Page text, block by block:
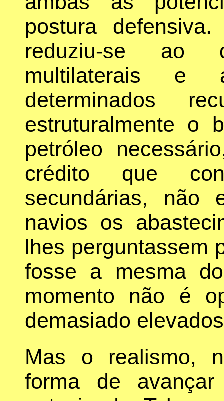
postura
reduziu-se ao
multilaterais e
determinados
estruturalmente o
petróleo
crédito que
secundárias, não
navios os
lhes perguntassem
fosse a mesma
momento não é
demasiado
Mas o realismo,
forma de